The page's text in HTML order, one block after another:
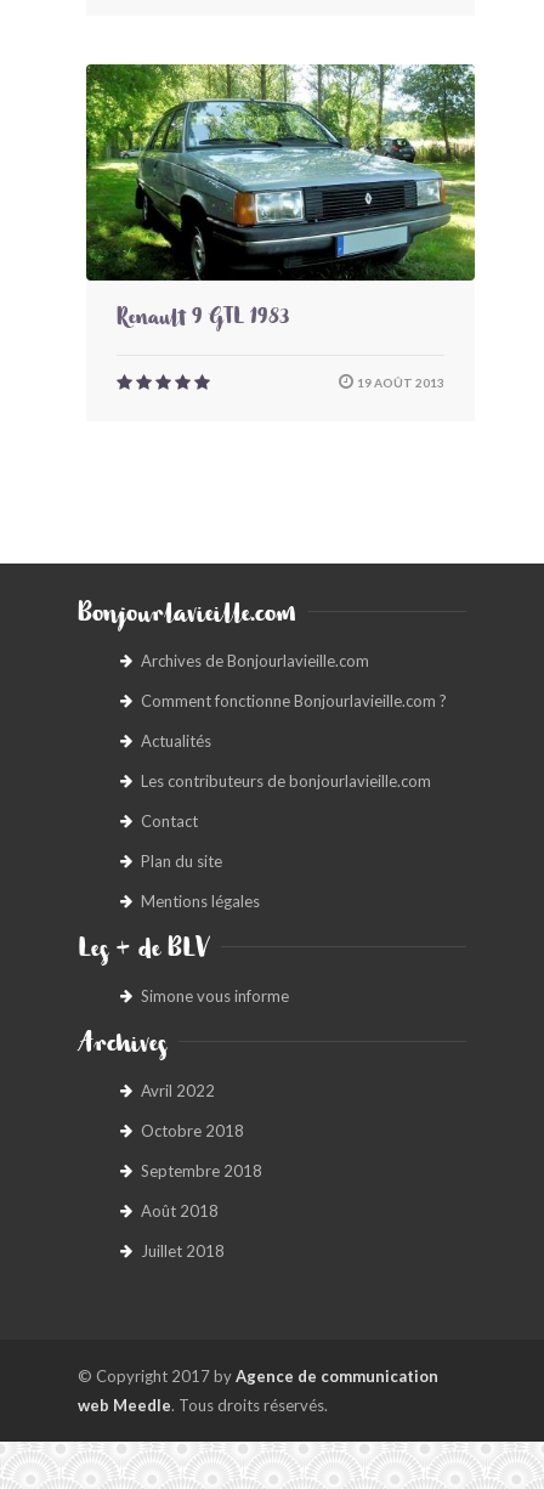
Renault 9 GTL 1983
19 AOÛT 2013
Bonjourlavieille.com
Archives de Bonjourlavieille.com
Comment fonctionne Bonjourlavieille.com ?
Actualités
Les contributeurs de bonjourlavieille.com
Contact
Plan du site
Mentions légales
Les + de BLV
Simone vous informe
Archives
Avril 2022
Octobre 2018
Septembre 2018
Août 2018
Juillet 2018
© Copyright 2017 byAgence de communication
web Meedle. Tous droits réservés.